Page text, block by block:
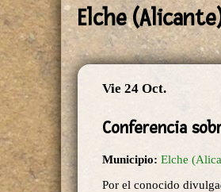
Elche
Vie 24 Oct.
Conferencia
Municipio: Elche
Por el conocido